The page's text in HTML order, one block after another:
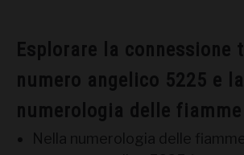
Esplorare la connessione
numero angelico 5225 e la
numerologia delle
Nella numerologia delle